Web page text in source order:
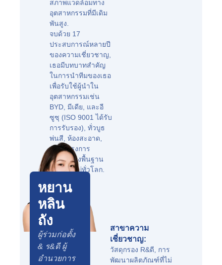
สภาพแวดล้อมทาง
อุตสาหกรรมที่มีเดิม
พันสูง.
จบด้วย 17
ประสบการณ์หลายปี
ของความเชี่ยวชาญ,
เธอมีบทบาทสำคัญ
ในการนำทีมของเธอ
เพื่อรับใช้ผู้นำใน
อุตสาหกรรมเช่น
BYD, มีเดีย, และอี
ซูซุ (ISO 9001 ได้รับ
การรับรอง), ทั่วบูธ
พ่นสี, ห้องสะอาด,
และโครงการ
โครงสร้างพื้นฐาน
ขนาดใหญ่ทั่วโลก.
หยาน
หลิน
ถัง
ผู้ร่วมก่อตั้ง
& ร&ดี ผู้
อำนวยการ
สาขาความ
เชี่ยวชาญ:
วัสดุกรอง R&ดี, การ
พัฒนาผลิตภัณฑ์ที่ไม่